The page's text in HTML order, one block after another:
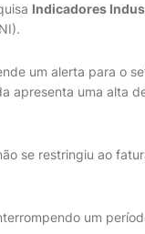
Indicadores
um alerta para o
apresenta uma alta
se restringiu ao
um